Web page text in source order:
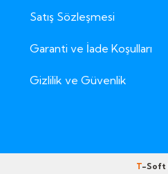
Satış Sözleşmesi
Garanti ve İade Koşulları
Gizlilik ve Güvenlik
T-Soft